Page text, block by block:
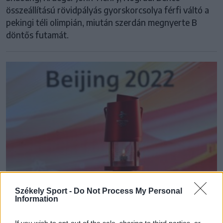
Székely Sport - Do Not Process My Personal
Information
összeállítású rövidpályás gyorskorcsolya férfi váltó a
pekingi téli olimpián, miután szerdán megnyerte B
döntős futamát.
Paralimpia 2022: lesz magyar versenyző